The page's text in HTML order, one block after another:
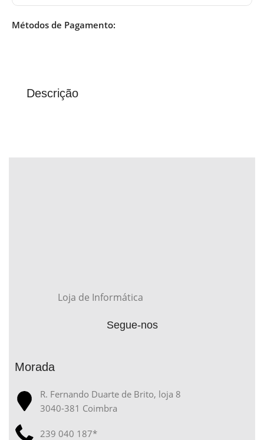
Métodos de Pagamento:
Descrição
Loja de Informática
Segue-nos
Morada
R. Fernando Duarte de Brito, loja 8
3040-381 Coimbra
239 040 187*